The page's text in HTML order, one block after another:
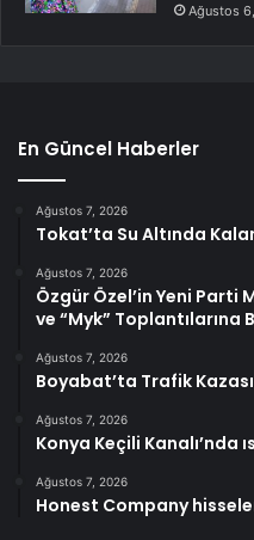
Ağustos
En Güncel Haberler
Ağustos 7, 2026
Tokat’ta Su Altında
Ağustos 7, 2026
Özgür Özel’in Yeni Parti
ve “Myk” Toplantılarına
Ağustos 7, 2026
Boyabat’ta Trafik
Ağustos 7, 2026
Konya Keçili Kanalı’nda
Ağustos 7, 2026
Honest Company